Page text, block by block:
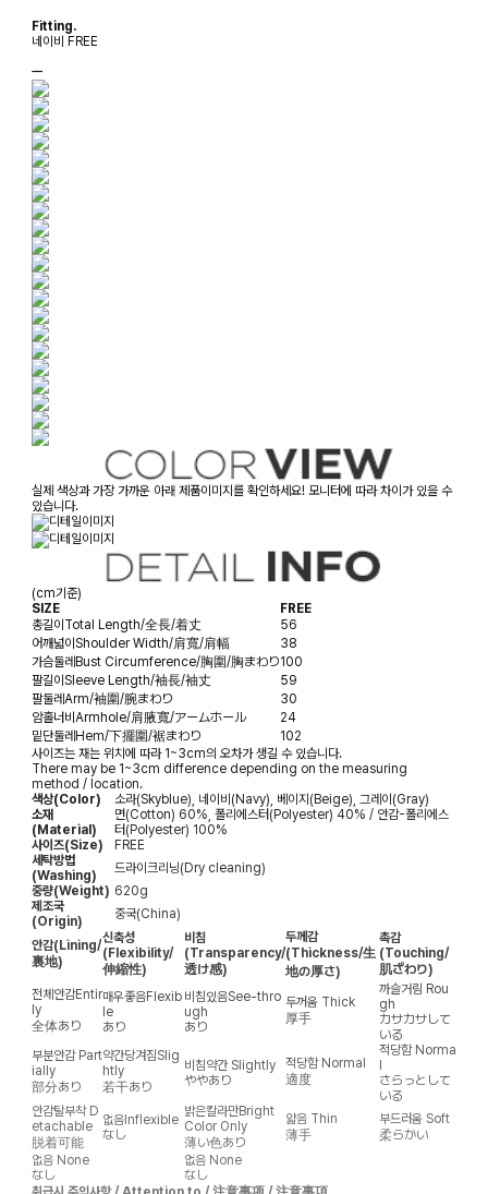
Fitting.
네이비 FREE
ㅡ
실제 색상과 가장 가까운 아래 제품이미지를 확인하세요! 모니터에 따라 차이가 있을 수
있습니다.
(cm기준)
SIZE
FREE
총길이Total Length/全長/着丈
56
어깨넓이Shoulder Width/肩寬/肩幅
38
가슴둘레Bust Circumference/胸圍/胸まわり100
팔길이Sleeve Length/袖長/袖丈
59
팔둘레Arm/袖圍/腕まわり
30
암홀너비Armhole/肩腋寬/アームホール
24
밑단둘레Hem/下擺圍/裾まわり
102
사이즈는 재는 위치에 따라 1~3cm의 오차가 생길 수 있습니다.
There may be 1~3cm difference depending on the measuring
method / location.
색상(Color)
소라(Skyblue), 네이비(Navy), 베이지(Beige), 그레이(Gray)
소재
(Material)
면(Cotton) 60%, 폴리에스터(Polyester) 40% / 안감-폴리에스
터(Polyester) 100%
사이즈(Size)
FREE
세탁방법
(Washing)
드라이크리닝(Dry cleaning)
중량(Weight) 620g
제조국
(Origin)
중국(China)
안감(Lining/
裏地)
신축성
(Flexibility/
伸縮性)
비침
(Transparency/
透け感)
두께감
(Thickness/生
地の厚さ)
촉감
(Touching/
肌ざわり)
전체안감Entir
ly
全体あり
매우좋음Flexib
le
あり
비침있음See-thro
ugh
あり
두꺼움 Thick
厚手
까슬거림 Rou
gh
カサカサして
いる
부분안감 Part
ially
部分あり
약간당겨짐Slig
htly
若干あり
비침약간 Slightly
ややあり
적당함 Normal
適度
적당함 Norma
l
さらっとして
いる
안감탈부착 D
etachable
脱着可能
없음Inflexible
なし
밝은칼라만Bright
Color Only
薄い色あり
얇음 Thin
薄手
부드러움 Soft
柔らかい
없음 None
なし
없음 None
なし